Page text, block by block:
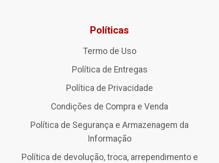
Políticas
Termo de Uso
Política de Entregas
Política de Privacidade
Condições de Compra e Venda
Política de Segurança e Armazenagem da
Informação
Política de devolução, troca, arrependimento e